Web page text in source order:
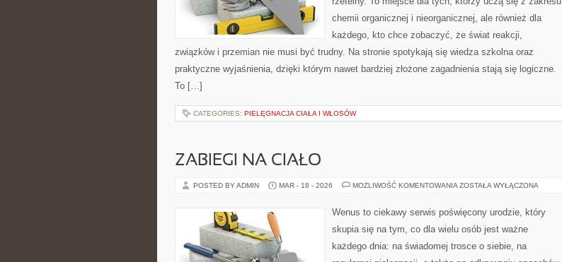
chemii organicznej i nieorganicznej, ale również dla
każdego, kto chce zobaczyć, że świat reakcji,
związków i przemian nie musi być trudny. Na stronie spotykają się wiedza szkolna oraz
praktyczne wyjaśnienia, dzięki którym nawet bardziej złożone zagadnienia stają się logiczne.
To […]
CATEGORIES: PIELĘGNACJA CIAŁA I WŁOSÓW
ZABIEGI NA CIAŁO
POSTED BY ADMIN MAR - 18 - 2026 MOŻLIWOŚĆ KOMENTOWANIA ZABIEGI
ZOSTAŁA WYŁĄCZONA
Wenus to ciekawy serwis poświęcony urodzie, który
skupia się na tym, co dla wielu osób jest ważne
każdego dnia: na świadomej trosce o siebie, na